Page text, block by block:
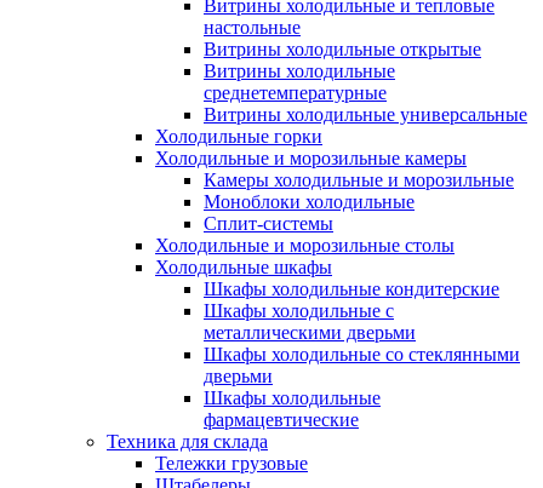
Витрины холодильные и тепловые
настольные
Витрины холодильные открытые
Витрины холодильные
среднетемпературные
Витрины холодильные универсальные
Холодильные горки
Холодильные и морозильные камеры
Камеры холодильные и морозильные
Моноблоки холодильные
Сплит-системы
Холодильные и морозильные столы
Холодильные шкафы
Шкафы холодильные кондитерские
Шкафы холодильные с
металлическими дверьми
Шкафы холодильные со стеклянными
дверьми
Шкафы холодильные
фармацевтические
Техника для склада
Тележки грузовые